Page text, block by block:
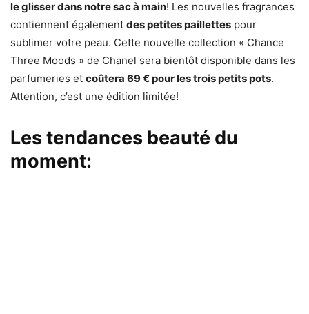
le glisser dans notre sac à main! Les nouvelles fragrances
contiennent également des petites paillettes pour
sublimer votre peau. Cette nouvelle collection « Chance
Three Moods » de Chanel sera bientôt disponible dans les
parfumeries et coûtera 69 € pour les trois petits pots.
Attention, c’est une édition limitée!
Les tendances beauté du
moment: